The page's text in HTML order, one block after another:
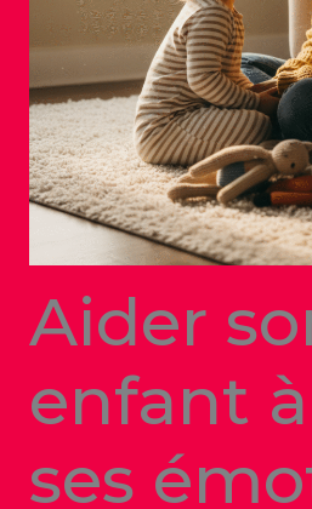
Aider
enfant
ses